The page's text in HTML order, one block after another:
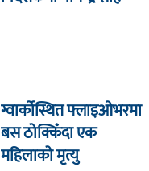
ग्वार्कोस्थित फ्लाइओभरमा
बस ठोक्किँदा एक
महिलाको मृत्यु